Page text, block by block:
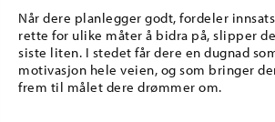
Når dere planlegger godt, fordeler
rette for ulike måter å bidra på, slipper
siste liten. I stedet får dere en dugnad
motivasjon hele veien, og som bringer
frem til målet dere drømmer om.